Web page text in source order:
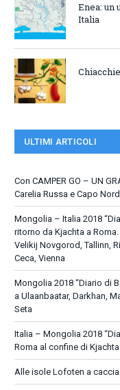
Enea: un
Italia
ULTIMI ARTICOLI
Con CAMPER GO – UN
Carelia Russa e Capo
Mongolia – Italia 2018
ritorno da Kjachta a
Velikij Novgorod, Tallinn,
Ceca, Vienna
Mongolia 2018 “Diario di
a Ulaanbaatar, Darkhan,
Seta
Italia – Mongolia 2018
Roma al confine di
Alle isole Lofoten a caccia